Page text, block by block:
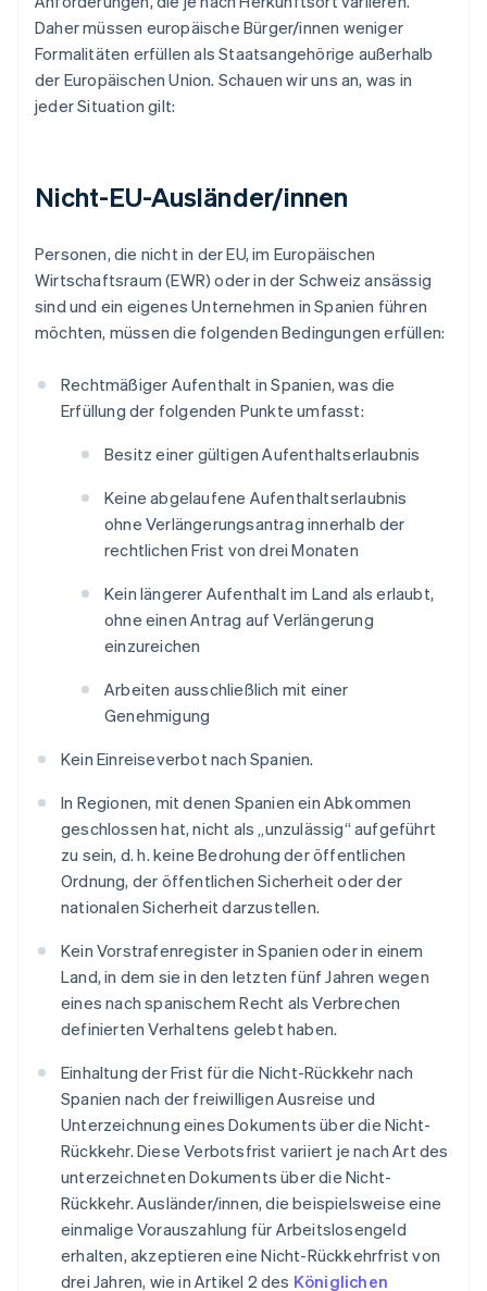
Daher müssen europäische Bürger/innen weniger
Formalitäten erfüllen als Staatsangehörige außerhalb
der Europäischen Union. Schauen wir uns an, was in
jeder Situation gilt:
Nicht-EU-Ausländer/innen
Personen, die nicht in der EU, im Europäischen
Wirtschaftsraum (EWR) oder in der Schweiz ansässig
sind und ein eigenes Unternehmen in Spanien führen
möchten, müssen die folgenden Bedingungen erfüllen:
Rechtmäßiger Aufenthalt in Spanien, was die
Erfüllung der folgenden Punkte umfasst:
Besitz einer gültigen Aufenthaltserlaubnis
Keine abgelaufene Aufenthaltserlaubnis
ohne Verlängerungsantrag innerhalb der
rechtlichen Frist von drei Monaten
Kein längerer Aufenthalt im Land als erlaubt,
ohne einen Antrag auf Verlängerung
einzureichen
Arbeiten ausschließlich mit einer
Genehmigung
Kein Einreiseverbot nach Spanien.
In Regionen, mit denen Spanien ein Abkommen
geschlossen hat, nicht als „unzulässig“ aufgeführt
zu sein, d. h. keine Bedrohung der öffentlichen
Ordnung, der öffentlichen Sicherheit oder der
nationalen Sicherheit darzustellen.
Kein Vorstrafenregister in Spanien oder in einem
Land, in dem sie in den letzten fünf Jahren wegen
eines nach spanischem Recht als Verbrechen
definierten Verhaltens gelebt haben.
Einhaltung der Frist für die Nicht-Rückkehr nach
Spanien nach der freiwilligen Ausreise und
Unterzeichnung eines Dokuments über die Nicht-
Rückkehr. Diese Verbotsfrist variiert je nach Art des
unterzeichneten Dokuments über die Nicht-
Rückkehr. Ausländer/innen, die beispielsweise eine
einmalige Vorauszahlung für Arbeitslosengeld
erhalten, akzeptieren eine Nicht-Rückkehrfrist von
drei Jahren, wie in Artikel 2 des Königlichen